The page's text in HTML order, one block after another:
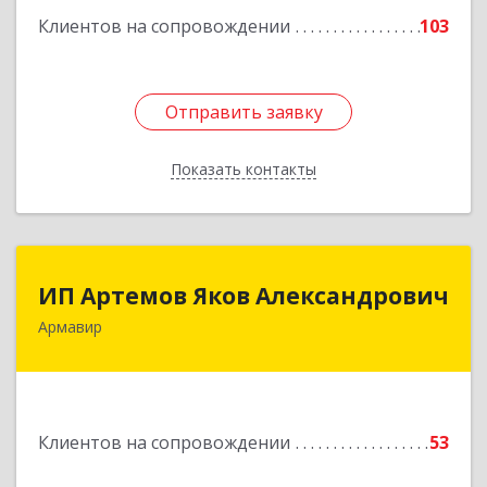
Клиентов на сопровождении 103
Отправить заявку
Показать контакты
Отправить заявку
Назад
ИП Артемов Яков Александрович
Армавир
Клиентов на сопровождении 53